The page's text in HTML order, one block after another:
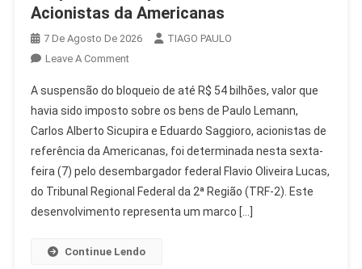
Acionistas da Americanas
7 De Agosto De 2026
TIAGO PAULO
Leave A CommentOn
Bloqueio
De
R$
54
Bi
De
Acionistas
A suspensão do bloqueio de até R$ 54 bilhões, valor que
havia sido imposto sobre os bens de Paulo Lemann,
Carlos Alberto Sicupira e Eduardo Saggioro, acionistas de
referência da Americanas, foi determinada nesta sexta-
feira (7) pelo desembargador federal Flavio Oliveira Lucas,
do Tribunal Regional Federal da 2ª Região (TRF-2). Este
desenvolvimento representa um marco […]
Continue Lendo